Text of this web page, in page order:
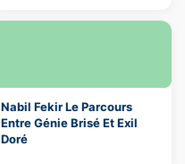
Nabil Fekir Le Parcours
Entre Génie Brisé Et Exil
Doré